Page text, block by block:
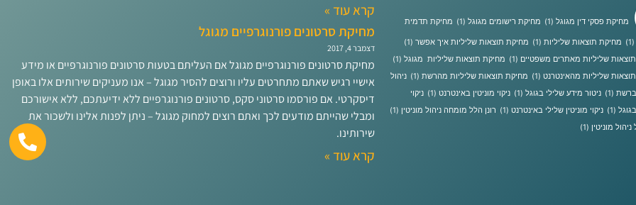
מחיקת פסקי דין מגוגל (1) מחיקת רישומים מגוגל (1) מחיקת תדמית
(1) מחיקת תוצאות שליליות (1) מחיקת תוצאות שליליות איך אפשר (1)
שליליות מאתרים משפטיים (1) מחיקת תוצאות שליליות מגוגל (1)
שליליות מהאינטרנט (1) מחיקת תוצאות שליליות מהרשת (1)
ניהול
ברשת (1) ניטור מידע שלילי בגוגל (1) ניקוי מוניטין באינטרנט (1)
ניקוי
(1) ניקוי מוניטין שלילי באינטרנט (1) רונן הלל מומחה ניהול מוניטין (1)
ניהול מוניטין (1)
קרא עוד »
מחיקת סרטונים פורנוגרפיים מגוגל
דצמבר 4, 2017
מחיקת סרטונים פורנוגרפיים מגוגל אם העליתם בטעות סרטונים פורנוגרפיים או מידע
אישיי רגיש שאתם מתחרטים עליו ורוצים להסיר מגוגל – אנו מעניקים שירותים אלו באופן
דיסקרטי. אם פורסמו סרטוני סקס, סרטונים פורנוגרפיים ללא ידיעתכם, ללא אישורכם
ומבלי שהייתם מודעים לכך ואתם רוצים למחוק מגוגל – ניתן לפנות אלינו ולשכור את
שירותינו.
קרא עוד »